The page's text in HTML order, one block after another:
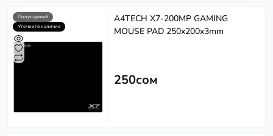
Популярный
Уточните наличие
A4TECH X7-200MP GAMING
MOUSE PAD 250x200x3mm
250сом